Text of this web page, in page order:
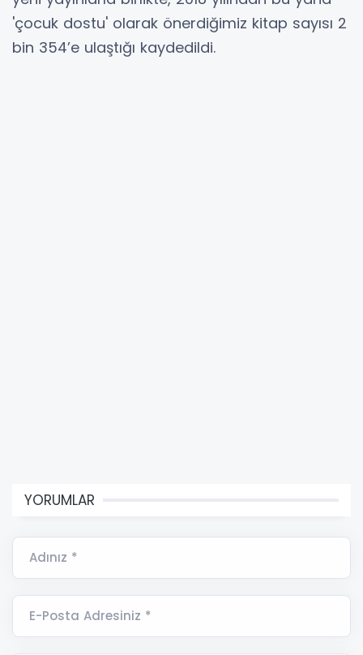
'çocuk dostu' olarak önerdiğimiz kitap sayısı 2
bin 354’e ulaştığı kaydedildi.
YORUMLAR
Adınız *
E-Posta Adresiniz *